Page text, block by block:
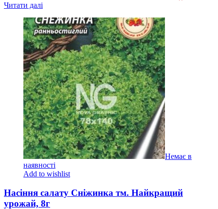
Читати далі
Немає в
наявності
Add to wishlist
Насіння салату Сніжинка тм. Найкращий
урожай, 8г